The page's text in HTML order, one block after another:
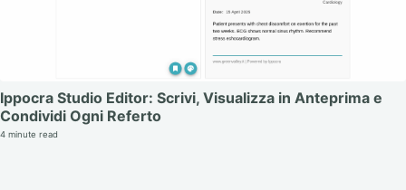
Ippocra Studio Editor: Scrivi, Visualizza in Anteprima e
Condividi Ogni Referto
4 minute read